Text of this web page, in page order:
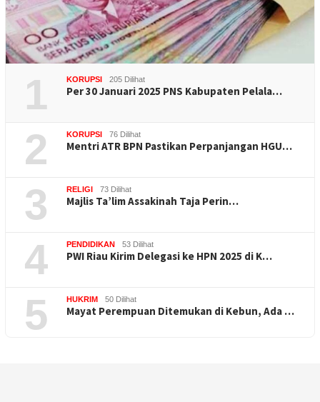
1 KORUPSI 205 Dilihat
Per 30 Januari 2025 PNS Kabupaten Pelala…
2 KORUPSI 76 Dilihat
Mentri ATR BPN Pastikan Perpanjangan HGU…
3 RELIGI 73 Dilihat
Majlis Ta’lim Assakinah Taja Perin…
4 PENDIDIKAN 53 Dilihat
PWI Riau Kirim Delegasi ke HPN 2025 di K…
5 HUKRIM 50 Dilihat
Mayat Perempuan Ditemukan di Kebun, Ada …